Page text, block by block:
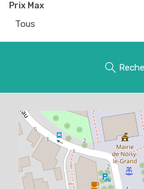
Prix Max
Tous